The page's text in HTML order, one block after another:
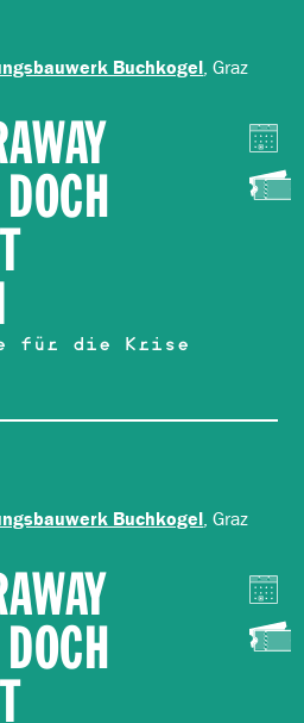
Buchkogel, Graz
für die Krise
Buchkogel, Graz